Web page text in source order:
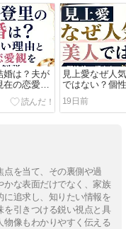
婚は？夫が
の恋愛観
見上愛なぜ人
ではない？個
と演技力を解説
19日前
点を当て、その裏側や過
かな表面だけでなく、家族
に追求し、知りたい情報を
を引きつける鋭い視点と具
物像もわかりやすく伝える